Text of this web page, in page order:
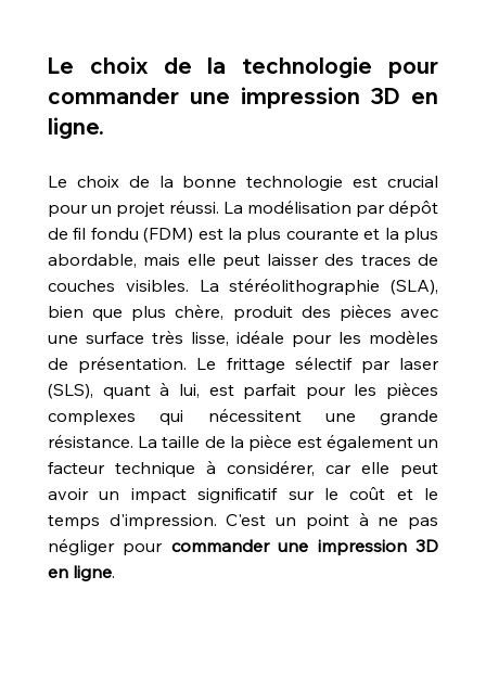
Le choix de la technologie pour
commander une impression 3D en
ligne.
Le choix de la bonne technologie est crucial
pour un projet réussi. La modélisation par dépôt
de fil fondu (FDM) est la plus courante et la plus
abordable, mais elle peut laisser des traces de
couches visibles. La stéréolithographie (SLA),
bien que plus chère, produit des pièces avec
une surface très lisse, idéale pour les modèles
de présentation. Le frittage sélectif par laser
(SLS), quant à lui, est parfait pour les pièces
complexes qui nécessitent une grande
résistance. La taille de la pièce est également un
facteur technique à considérer, car elle peut
avoir un impact significatif sur le coût et le
temps d'impression. C'est un point à ne pas
négliger pour commander une impression 3D
en ligne.